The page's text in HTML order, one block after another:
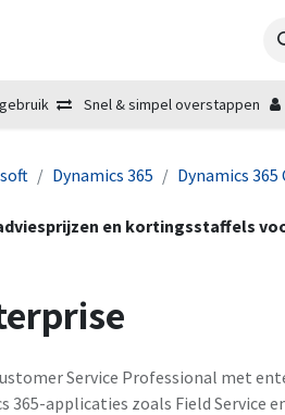
Snel & simpel overstappen
Dynamics 365 Dynamics 365
en kortingsstaffels
Service Professional met
applicaties zoals Field Service